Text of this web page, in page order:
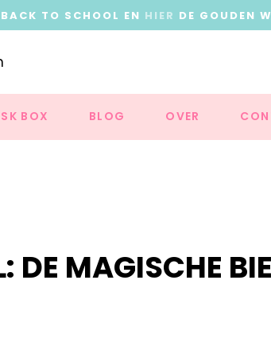
TO SCHOOL EN HIER DE GOUDEN
BOX BLOG OVER
DE MAGISCHE